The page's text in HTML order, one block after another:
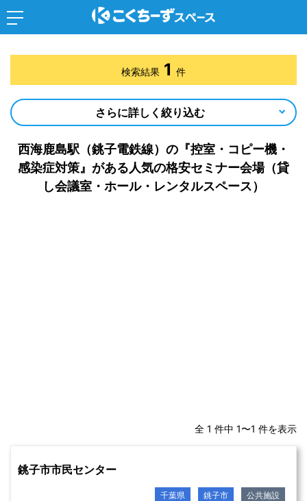
西海鹿島駅（銚子電鉄線）の『控室・コピー機・
感染症対策』がある人気の格安セミナー会場（貸
し会議室・ホール・レンタルスペース）
全 1 件中 1〜1 件を表示
銚子市市民センター
千葉県 銚子市 公共施設
検索結果 1 件
さらに詳しく絞り込む